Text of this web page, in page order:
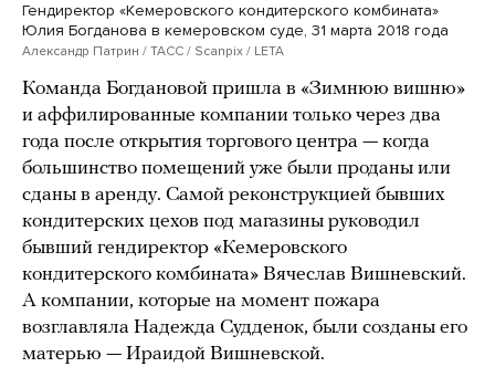
Гендиректор «Кемеровского кондитерского комбината»
Юлия Богданова в кемеровском суде, 31 марта 2018 года
Александр Патрин / ТАСС / Scanpix / LETA
Команда Богдановой пришла в «Зимнюю вишню»
и аффилированные компании только через два
года после открытия торгового центра — когда
большинство помещений уже были проданы или
сданы в аренду. Самой реконструкцией бывших
кондитерских цехов под магазины руководил
бывший гендиректор «Кемеровского
кондитерского комбината» Вячеслав Вишневский.
А компании, которые на момент пожара
возглавляла Надежда Судденок, были созданы его
матерью — Ираидой Вишневской.